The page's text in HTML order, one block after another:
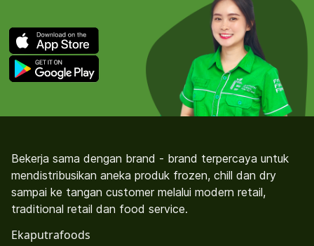
Bekerja sama dengan brand - brand terpercaya untuk
mendistribusikan aneka produk frozen, chill dan dry
sampai ke tangan customer melalui modern retail,
traditional retail dan food service.
Ekaputrafoods